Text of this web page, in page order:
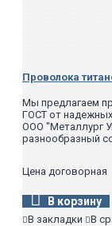
Проволока
Мы предлагаем
ГОСТ от
ООО "Металлург
разнообразный
Цена договорная
В корзину
В закладки
В